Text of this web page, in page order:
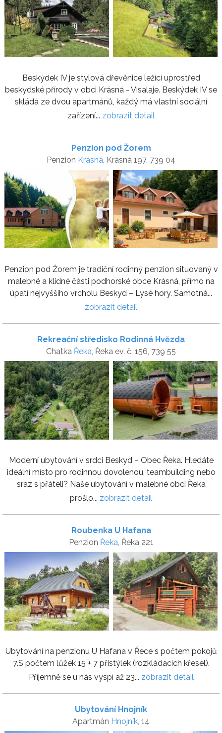
Beskýdek IV je stylová dřevěnice ležící uprostřed
beskydské přírody v obci Krásná - Visalaje. Beskýdek IV se
skládá ze dvou apartmánů, každý má vlastní sociální
zařízení... zobrazit detail
Penzion pod Žorem
Penzion Krásná, Krásná 197, 739 04
Penzion pod Žorem je tradiční rodinný penzion situovaný v
malebné a klidné části podhorské obce Krásná, přímo na
úpatí nejvyššího vrcholu Beskyd – Lysé hory. Samotná...
zobrazit detail
Rekreační středisko Rodinná Hvězda
Chatka Řeka , Řeka ev. č. 156, 739 55
Moderní ubytování v srdci Beskyd – Obec Řeka. Hledáte
ideální místo pro rodinnou dovolenou, teambuilding nebo
sraz s přáteli? Naše ubytování v malebné obci Řeka
prošlo... zobrazit detail
Roubenka U Hafana
Penzion Řeka, Řeka 221
Ubytování na penzionu U Hafana v Řece s počtem pokojů
7.S počtem lůžek 15 + 7 přistýlek (rozkládacích křesel).
Příjemně se u nás vyspí až 23... zobrazit detail
Ubytování Hnojník
Apartmán Hnojník, 14